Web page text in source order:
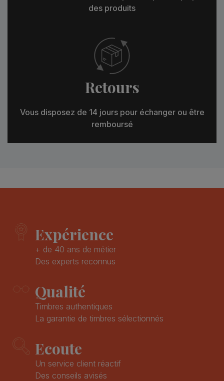
des produits
Retours
Vous disposez de 14 jours pour échanger ou être
remboursé
Expérience
+ de 40 ans de métier
Des experts reconnus
Qualité
Timbres authentiques
La garantie de timbres sélectionnés
Ecoute
Un service client réactif
Des conseils avisés